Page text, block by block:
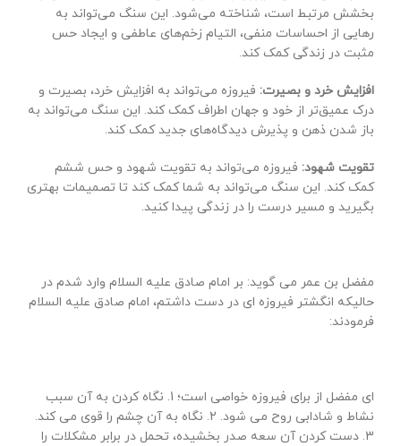
بخشش مرتبط است، شناخته می‌شود. این سنگ می‌تواند به
رهایی از احساسات منفی، التیام زخم‌های عاطفی و ایجاد حس
مثبت در زندگی کمک کند.
افزایش خرد و بصیرت: فیروزه می‌تواند به افزایش خرد، بصیرت و
درک عمیق‌تر از خود و جهان اطراف کمک کند. این سنگ می‌تواند به
باز شدن ذهن و پذیرش دیدگاه‌های جدید کمک کند.
تقویت شهود: فیروزه می‌تواند به تقویت شهود و حس ششم
کمک کند. این سنگ می‌تواند به شما کمک کند تا تصمیمات بهتری
بگیرید و مسیر درست را در زندگی پیدا کنید.
مفضل بن عمر می گوید: بر امام صادق علیه السلام وارد شدم در
حالیکه انگشتر فیروزه ای در دست داشتم، امام صادق علیه السلام
فرمودند:
ای مفضل از برای فیروزه خواصی است؛ 1. نگاه کردن به آن سبب
نشاط و شادابی روح می شود. 2. نگاه به آن چشم را قوی می کند.
3. دست کردن آن سعه صدر بخشیده، تحمل در برابر مشکلات را